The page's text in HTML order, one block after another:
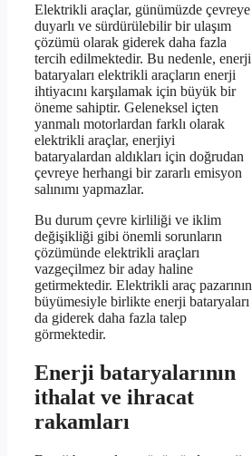
Elektrikli araçlar, günümüzde çevreye
duyarlı ve sürdürülebilir bir ulaşım
çözümü olarak giderek daha fazla
tercih edilmektedir. Bu nedenle, enerji
bataryaları elektrikli araçların enerji
ihtiyacını karşılamak için büyük bir
öneme sahiptir. Geleneksel içten
yanmalı motorlardan farklı olarak
elektrikli araçlar, enerjiyi
bataryalardan aldıkları için doğrudan
çevreye herhangi bir zararlı emisyon
salınımı yapmazlar.
Bu durum çevre kirliliği ve iklim
değişikliği gibi önemli sorunların
çözümünde elektrikli araçları
vazgeçilmez bir aday haline
getirmektedir. Elektrikli araç pazarının
büyümesiyle birlikte enerji bataryaları
da giderek daha fazla talep
görmektedir.
Enerji bataryalarının
ithalat ve ihracat
rakamları